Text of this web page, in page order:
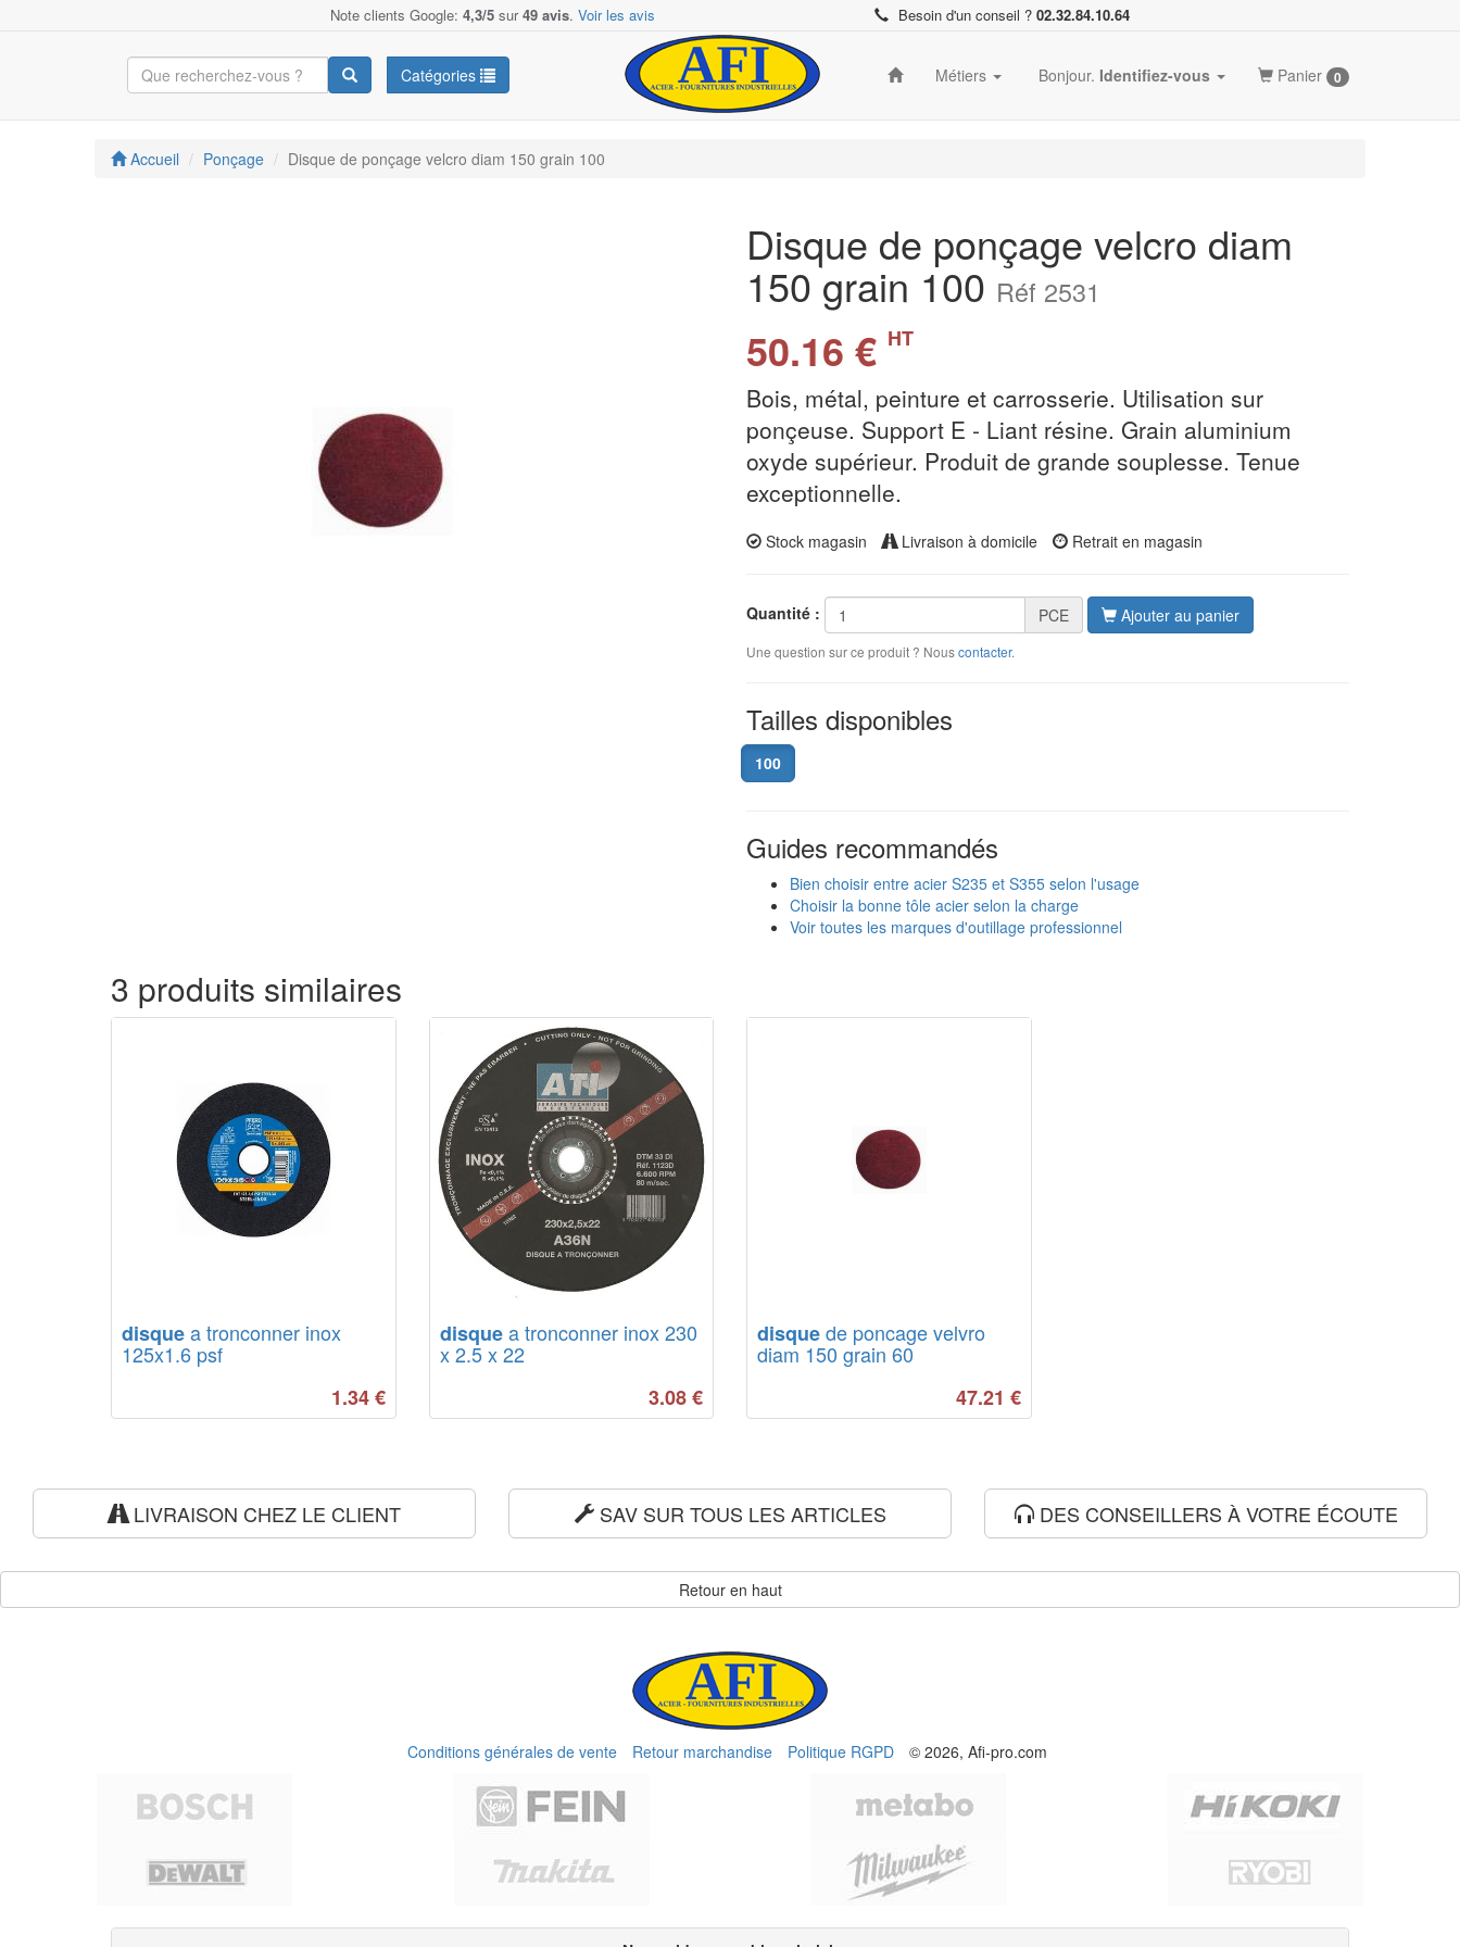
Note clients Google: 4,3/5 sur49 avis. Voir les avis Besoin d'un conseil ? 02.32.84.10.64
Catégories Métiers Bonjour. Identifiez-vous Panier 0
Accueil Ponçage Disque de ponçage velcro diam 150 grain 100
Disque de ponçage velcro diam
150 grain 100 Réf 2531
50.16 € HT
Bois, métal, peinture et carrosserie. Utilisation sur
ponçeuse. Support E - Liant résine. Grain aluminium
oxyde supérieur. Produit de grande souplesse. Tenue
exceptionnelle.
Stock magasin Livraison à domicile Retrait en magasin
Quantité : PCE Ajouter au panier
Une question sur ce produit ? Nouscontacter.
Tailles disponibles
100
Guides recommandés
Bien choisir entre acier S235 et S355 selon l'usage
Choisir la bonne tôle acier selon la charge
Voir toutes les marques d'outillage professionnel
3 produits similaires
disquea tronconner inox
125x1.6 psf
1.34 €
disquea tronconner inox 230
x 2.5 x 22
3.08€
disquede poncage velvro
diam 150 grain 60
47.21 €
LIVRAISON CHEZ LE CLIENT SAV SUR TOUS LES ARTICLES DES CONSEILLERS À VOTRE ÉCOUTE
Retour en haut
Conditions générales de vente Retour marchandise Politique RGPD © 2026, Afi-pro.com